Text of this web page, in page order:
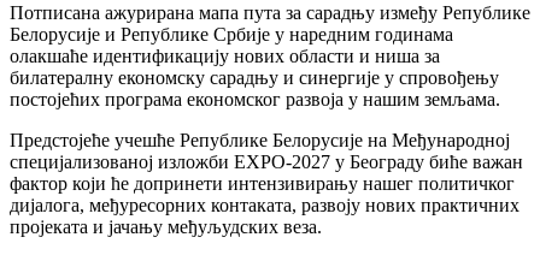
Потписана ажурирана мапа пута за сарадњу између Републике
Белорусије и Републике Србије у наредним годинама
олакшаће идентификацију нових области и ниша за
билатералну економску сарадњу и синергије у спровођењу
постојећих програма економског развоја у нашим земљама.
Предстојеће учешће Републике Белорусије на Међународној
специјализованој изложби EXPO-2027 у Београду биће важан
фактор који ће допринети интензивирању нашег политичког
дијалога, међуресорних контаката, развоју нових практичних
пројеката и јачању међуљудских веза.